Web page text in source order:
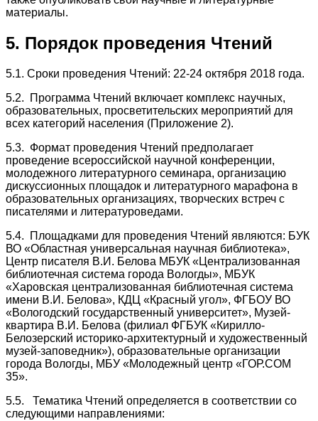
материалы.
5. Порядок проведения Чтений
5.1. Сроки проведения Чтений: 22-24 октября 2018 года.
5.2. Программа Чтений включает комплекс научных,
образовательных, просветительских мероприятий для
всех категорий населения (Приложение 2).
5.3. Формат проведения Чтений предполагает
проведение всероссийской научной конференции,
молодежного литературного семинара, организацию
дискуссионных площадок и литературного марафона в
образовательных организациях, творческих встреч с
писателями и литературоведами.
5.4. Площадками для проведения Чтений являются: БУК
ВО «Областная универсальная научная библиотека»,
Центр писателя В.И. Белова МБУК «Централизованная
библиотечная система города Вологды», МБУК
«Харовская централизованная библиотечная система
имени В.И. Белова», КДЦ «Красный угол», ФГБОУ ВО
«Вологодский государственный университет», Музей-
квартира В.И. Белова (филиал ФГБУК «Кирилло-
Белозерский историко-архитектурный и художественный
музей-заповедник»), образовательные организации
города Вологды, МБУ «Молодежный центр «ГОР.СОМ
35».
5.5. Тематика Чтений определяется в соответствии со
следующими направлениями: